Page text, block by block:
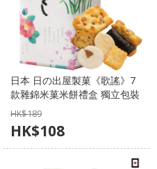
日本 日の出屋製菓《歌謠》7
款雜錦米菓米餅禮盒 獨立包裝
7袋 (812)【市集世界 - 日本市
HK$189
HK$108